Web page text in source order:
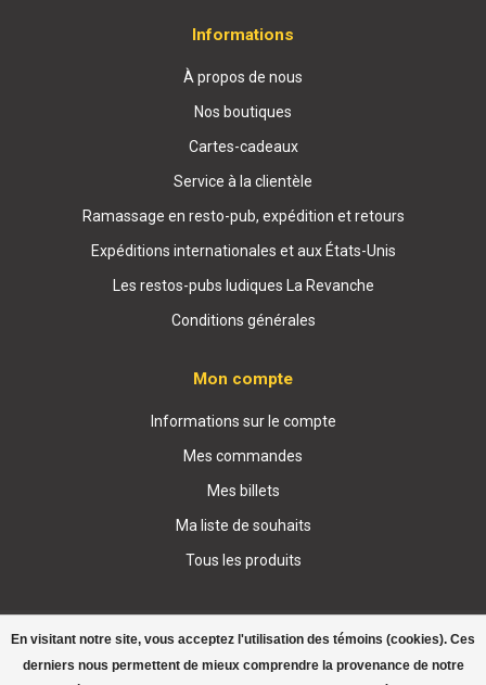
En visitant notre site, vous acceptez l'utilisation des témoins (cookies). Ces
derniers nous permettent de mieux comprendre la provenance de notre
Informations
À propos de nous
Nos boutiques
Cartes-cadeaux
Service à la clientèle
Ramassage en resto-pub, expédition et retours
Expéditions internationales et aux États-Unis
Les restos-pubs ludiques La Revanche
Conditions générales
Mon compte
Informations sur le compte
Mes commandes
Mes billets
Ma liste de souhaits
Tous les produits